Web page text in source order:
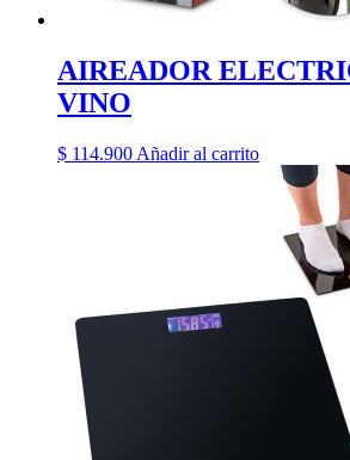
AIREADOR
VINO
$ 114.900 Añadir al carrito